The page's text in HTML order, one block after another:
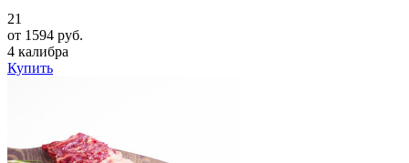
21
от 1594 руб.
4 калибра
Купить